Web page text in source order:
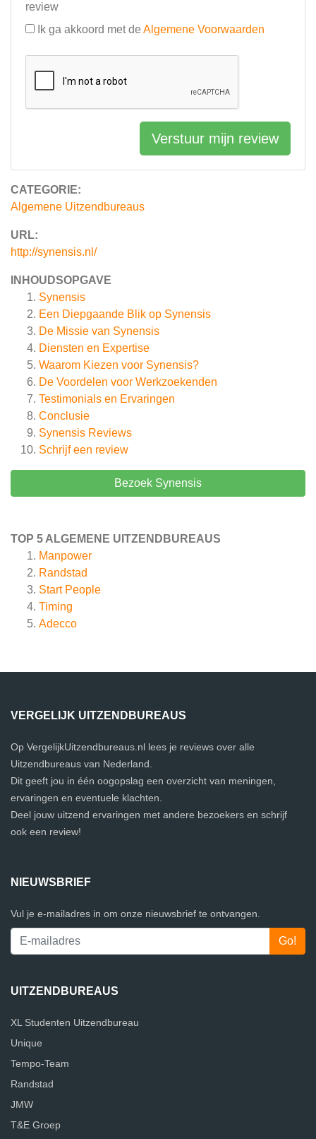
CATEGORIE:
Algemene Uitzendbureaus
URL:
http://synensis.nl/
INHOUDSOPGAVE
Synensis
Een Diepgaande Blik op Synensis
De Missie van Synensis
Diensten en Expertise
Waarom Kiezen voor Synensis?
De Voordelen voor Werkzoekenden
Testimonials en Ervaringen
Conclusie
Synensis Reviews
Schrijf een review
Bezoek Synensis
TOP 5 ALGEMENE UITZENDBUREAUS
Manpower
Randstad
Start People
Timing
Adecco
review
Ik ga akkoord met de Algemene Voorwaarden
Verstuur mijn review
VERGELIJK UITZENDBUREAUS
Op VergelijkUitzendbureaus.nl lees je reviews over alle
Uitzendbureaus van Nederland.
Dit geeft jou in één oogopslag een overzicht van meningen,
ervaringen en eventuele klachten.
Deel jouw uitzend ervaringen met andere bezoekers en schrijf
ook een review!
NIEUWSBRIEF
Vul je e-mailadres in om onze nieuwsbrief te ontvangen.
UITZENDBUREAUS
XL Studenten Uitzendbureau
Unique
Tempo-Team
Randstad
JMW
T&E Groep